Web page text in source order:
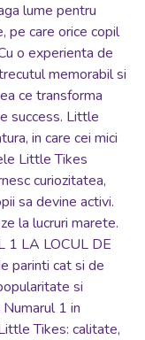
lume pentru
pe care orice copil
o experienta de
memorabil si
ce transforma
success. Little
in care cei mici
Little Tikes
curiozitatea,
sa devine activi.
la lucruri marete.
1 LA LOCUL DE
parinti cat si de
si
1 in
Tikes: calitate,